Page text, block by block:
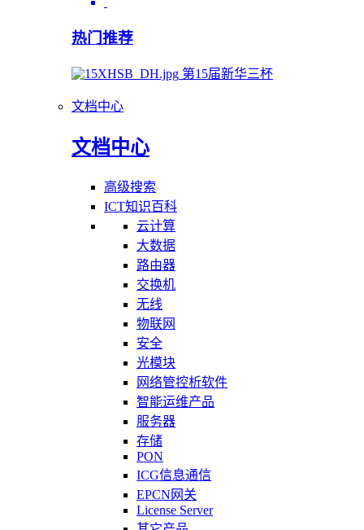
热门推荐
第15届新华三杯
文档中心
文档中心
高级搜索
ICT知识百科
云计算
大数据
路由器
交换机
无线
物联网
安全
光模块
网络管控析软件
智能运维产品
服务器
存储
PON
ICG信息通信
EPCN网关
License Server